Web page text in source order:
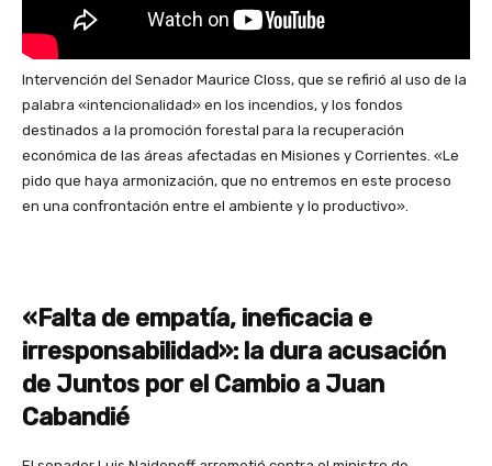
Intervención del Senador Maurice Closs, que se refirió al uso de la
palabra «intencionalidad» en los incendios, y los fondos
destinados a la promoción forestal para la recuperación
económica de las áreas afectadas en Misiones y Corrientes. «Le
pido que haya armonización, que no entremos en este proceso
en una confrontación entre el ambiente y lo productivo».
«Falta de empatía, ineficacia e
irresponsabilidad»: la dura acusación
de Juntos por el Cambio a Juan
Cabandié